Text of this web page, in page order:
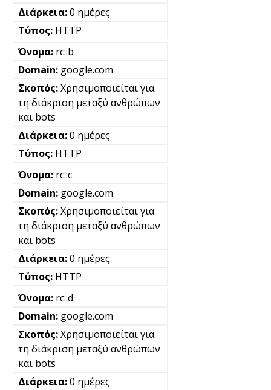
0 ημέρες
HTTP
rc::b
google.com
Χρησιμοποιείται για
τη διάκριση μεταξύ ανθρώπων
και bots
0 ημέρες
HTTP
rc::c
google.com
Χρησιμοποιείται για
τη διάκριση μεταξύ ανθρώπων
και bots
0 ημέρες
HTTP
rc::d
google.com
Χρησιμοποιείται για
τη διάκριση μεταξύ ανθρώπων
και bots
0 ημέρες